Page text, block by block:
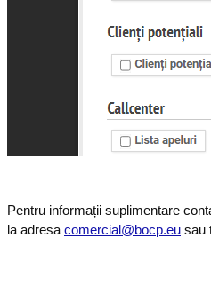
Pentru informații suplimentare
la adresa comercial@bocp.eu sau